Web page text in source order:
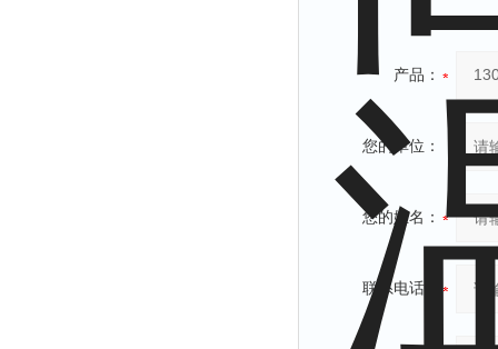
产品：
您的单位：
您的姓名：
联系电话：